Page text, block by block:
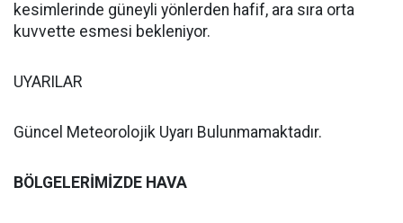
kesimlerinde güneyli yönlerden hafif, ara sıra orta
kuvvette esmesi bekleniyor.
UYARILAR
Güncel Meteorolojik Uyarı Bulunmamaktadır.
BÖLGELERİMİZDE HAVA